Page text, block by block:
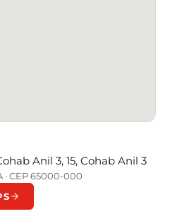
Anil 3, 15, Cohab Anil 3
· CEP 65000-000